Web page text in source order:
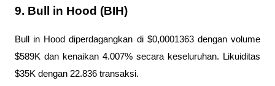
9. Bull in Hood (BIH)
Bull in Hood diperdagangkan di $0,0001363 dengan volume
$589K dan kenaikan 4.007% secara keseluruhan. Likuiditas
$35K dengan 22.836 transaksi.